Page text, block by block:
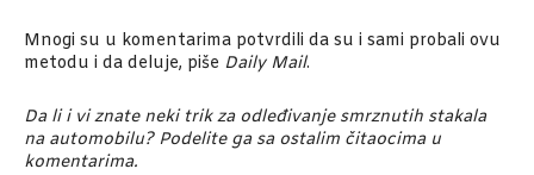
Mnogi su u komentarima potvrdili da su i sami probali ovu
metodu i da deluje, piše Daily Mail.
Da li i vi znate neki trik za odleđivanje smrznutih stakala
na automobilu? Podelite ga sa ostalim čitaocima u
komentarima.